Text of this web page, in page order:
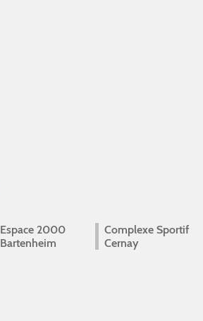
Espace 2000
Bartenheim
Complexe Sportif
Cernay